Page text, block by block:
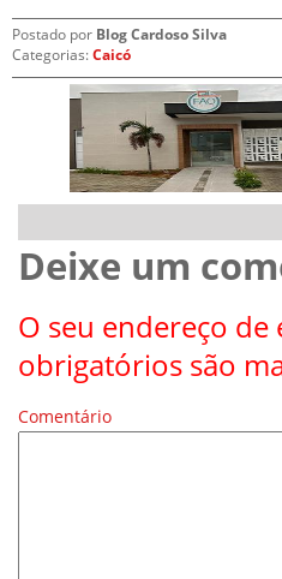
Postado por Blog Cardoso Silva
Categorias:Caicó
Deixe um
O seu endereço
obrigatórios são
Comentário